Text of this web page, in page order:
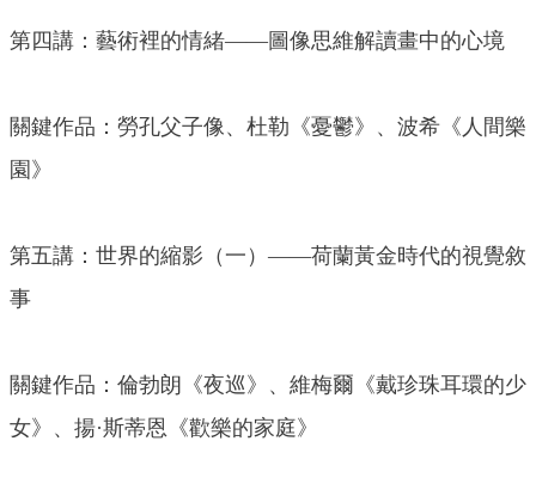
第四講：藝術裡的情緒——圖像思維解讀畫中的心境
關鍵作品：勞孔父子像、杜勒《憂鬱》、波希《人間樂
園》
第五講：世界的縮影（一）——荷蘭黃金時代的視覺敘
事
關鍵作品：倫勃朗《夜巡》、維梅爾《戴珍珠耳環的少
女》、揚·斯蒂恩《歡樂的家庭》